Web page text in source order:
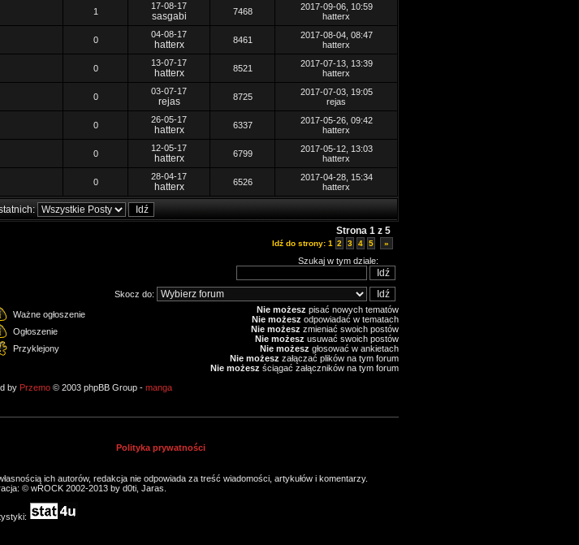
1
17-08-17
sasgabi 7468
2017-09-06, 10:59
hatterx
0
04-08-17
hatterx 8461
2017-08-04, 08:47
hatterx
0
13-07-17
hatterx 8521
2017-07-13, 13:39
hatterx
0
03-07-17
rejas 8725
2017-07-03, 19:05
rejas
0
26-05-17
hatterx 6337
2017-05-26, 09:42
hatterx
0
12-05-17
hatterx 6799
2017-05-12, 13:03
hatterx
0
28-04-17
hatterx 6526
2017-04-28, 15:34
hatterx
Strona 1 z 5
Idź do strony: 1 2 3 4 5 »
Szukaj w tym dziale:
Skocz do:
Ważne ogłoszenie
Ogłoszenie
Przyklejony
Nie możesz pisać nowych tematów
Nie możesz odpowiadać w tematach
Nie możesz zmieniać swoich postów
Nie możesz usuwać swoich postów
Nie możesz głosować w ankietach
Nie możesz załączać plików na tym forum
Nie możesz ściągać załączników na tym forum
by Przemo © 2003 phpBB Group - manga
Polityka prywatności
ich autorów, redakcja nie odpowiada za treść wiadomości, artykułów i komentarzy.
© wROCK 2002-2013 by d0ti, Jaras.